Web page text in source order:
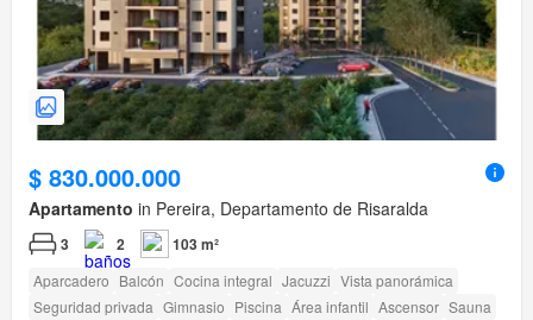
$ 830.000.000
Apartamento in Pereira, Departamento de Risaralda
3 2 103 m²
Aparcadero Balcón Cocina integral Jacuzzi Vista panorámica
Seguridad privada Gimnasio Piscina Área infantil Ascensor Sauna